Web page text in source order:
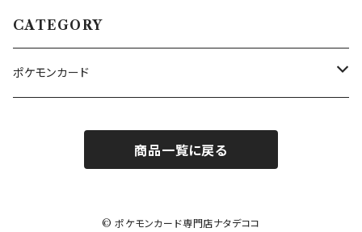
CATEGORY
ポケモンカード
商品一覧に戻る
© ポケモンカード専門店ナタデココ